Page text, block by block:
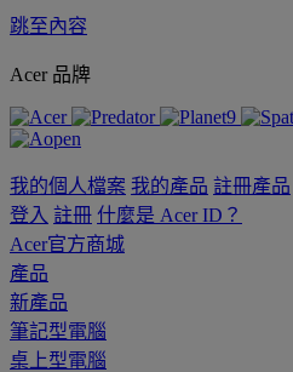
跳至內容
Acer 品牌
我的個人檔案 我的產品 註冊產品
登入 註冊 什麼是 Acer ID？
Acer官方商城
產品
新產品
筆記型電腦
桌上型電腦